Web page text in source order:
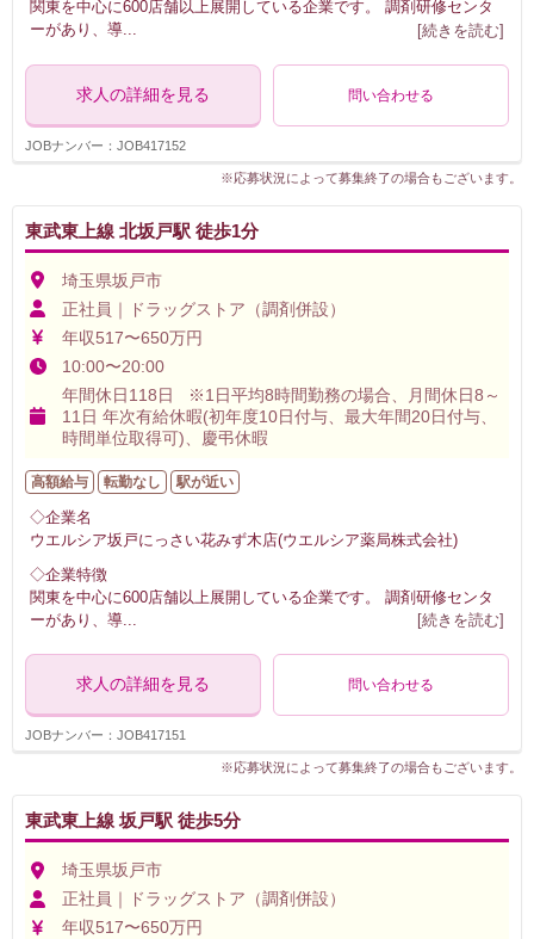
関東を中心に600店舗以上展開している企業です。 調剤研修センタ
ーがあり、導... [続きを読む]
求人の詳細を見る 問い合わせる
JOBナンバー：JOB417152
※応募状況によって募集終了の場合もございます。
東武東上線 北坂戸駅 徒歩1分
埼玉県坂戸市
正社員｜ドラッグストア（調剤併設）
年収517〜650万円
10:00〜20:00
年間休日118日 ※1日平均8時間勤務の場合、月間休日8～
11日 年次有給休暇(初年度10日付与、最大年間20日付与、
時間単位取得可)、慶弔休暇
高額給与 転勤なし 駅が近い
◇企業名
ウエルシア坂戸にっさい花みず木店(ウエルシア薬局株式会社)
◇企業特徴
関東を中心に600店舗以上展開している企業です。 調剤研修センタ
ーがあり、導
[続きを読む]
求人の詳細を見る 問い合わせる
JOBナンバー：JOB417151
※応募状況によって募集終了の場合もございます。
東武東上線 坂戸駅 徒歩5分
埼玉県坂戸市
正社員｜ドラッグストア（調剤併設）
年収517〜650万円